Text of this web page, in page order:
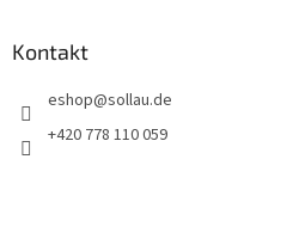
Kontakt
eshop@sollau.de
+420 778 110 059